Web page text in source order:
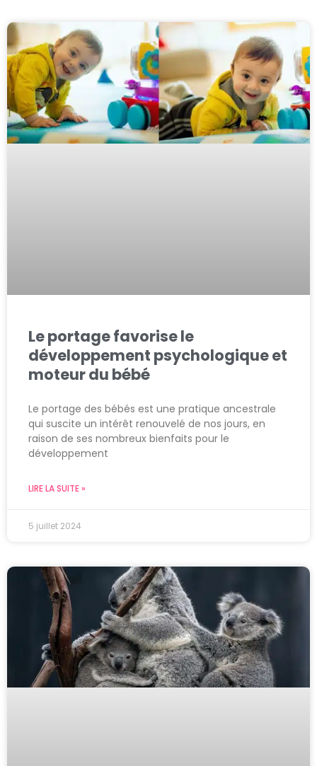
Le portage favorise le
développement psychologique et
moteur du bébé
Le portage des bébés est une pratique ancestrale
qui suscite un intérêt renouvelé de nos jours, en
raison de ses nombreux bienfaits pour le
développement
LIRE LA SUITE »
5 juillet 2024